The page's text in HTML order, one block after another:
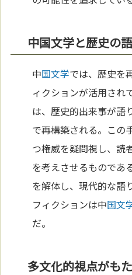
中国文学と歴史の
中国文学では、歴史を
ィクションが活用され
は、歴史的出来事が語
で再構築される。この
つ権威を疑問視し、読
を考えさせるものであ
を解体し、現代的な語
フィクションは中国文
だ。
多文化的視点がも